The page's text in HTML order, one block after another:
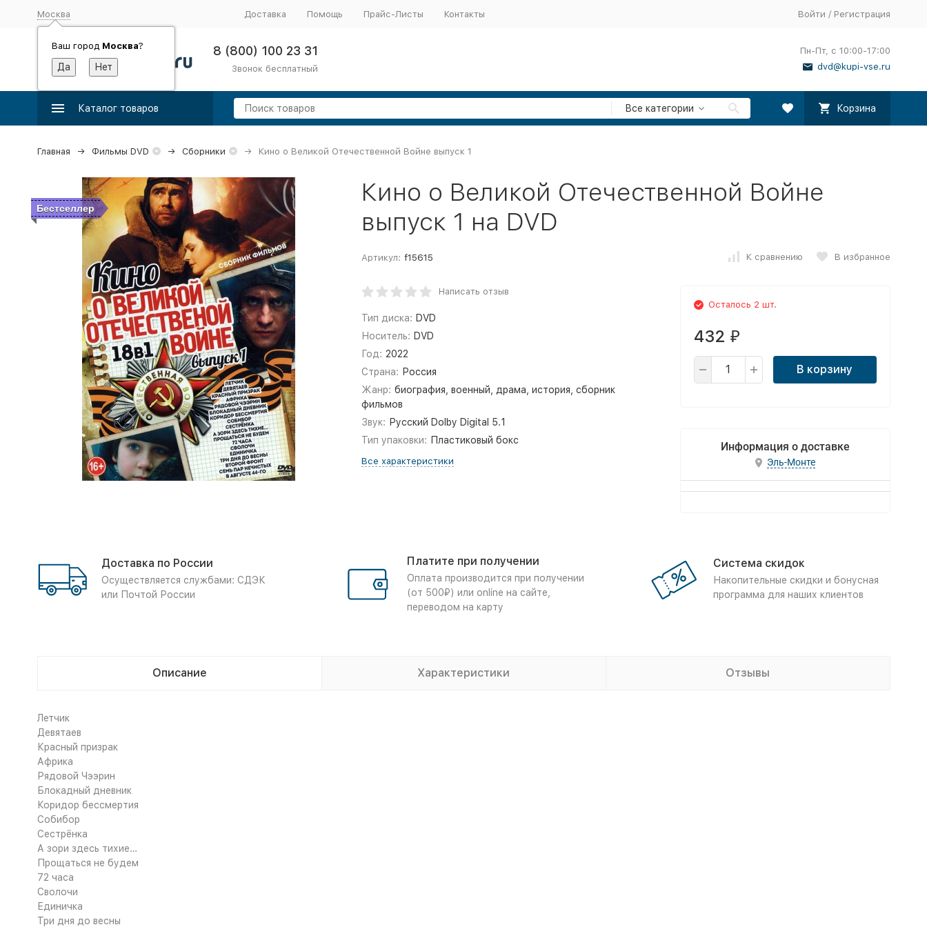
Москва
Ваш город Москва?
Доставка Помощь Прайс-Листы Контакты Войти / Регистрация
8 (800) 100 23 31
Звонок бесплатный
Пн-Пт, с 10:00-17:00
dvd@kupi-vse.ru
Каталог товаров Все категории Корзина
Главная Фильмы DVD Сборники Кино о Великой Отечественной Войне выпуск 1
Бестселлер
Кино о Великой Отечественной Войне
выпуск 1 на DVD
Артикул: f15615 К сравнению В избранное
Написать отзыв
Тип диска: DVD
Носитель: DVD
Год: 2022
Страна: Россия
Жанр: биография, военный, драма, история, сборник
фильмов
Звук: Русский Dolby Digital 5.1
Тип упаковки: Пластиковый бокс
Все характеристики
Осталось 2 шт.
432 ₽
В корзину
Информация о доставке
Эль-Монте
Доставка по России
Осуществляется службами: СДЭК
или Почтой России
Платите при получении
Оплата производится при получении
(от 500₽) или online на сайте,
переводом на карту
Система скидок
Накопительные скидки и бонусная
программа для наших клиентов
Описание Характеристики Отзывы
Летчик
Девятаев
Красный призрак
Африка
Рядовой Чээрин
Блокадный дневник
Коридор бессмертия
Собибор
Сестрёнка
А зори здесь тихие…
Прощаться не будем
72 часа
Сволочи
Единичка
Три дня до весны